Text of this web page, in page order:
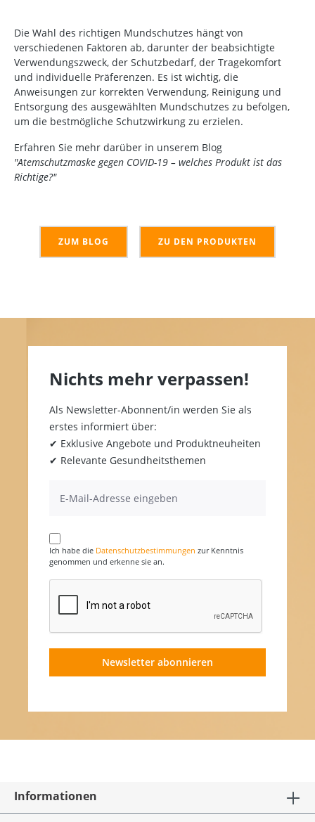
Die Wahl des richtigen Mundschutzes hängt von
verschiedenen Faktoren ab, darunter der beabsichtigte
Verwendungszweck, der Schutzbedarf, der Tragekomfort
und individuelle Präferenzen. Es ist wichtig, die
Anweisungen zur korrekten Verwendung, Reinigung und
Entsorgung des ausgewählten Mundschutzes zu befolgen,
um die bestmögliche Schutzwirkung zu erzielen.
Erfahren Sie mehr darüber in unserem Blog
"Atemschutzmaske gegen COVID-19 – welches Produkt ist das
Richtige?"
ZUM BLOG ZU DEN PRODUKTEN
Nichts mehr verpassen!
Als Newsletter-Abonnent/in werden Sie als
erstes informiert über:
✔ Exklusive Angebote und Produktneuheiten
✔ Relevante Gesundheitsthemen
Ich habe die Datenschutzbestimmungen zur Kenntnis
genommen und erkenne sie an.
Newsletter abonnieren
Informationen